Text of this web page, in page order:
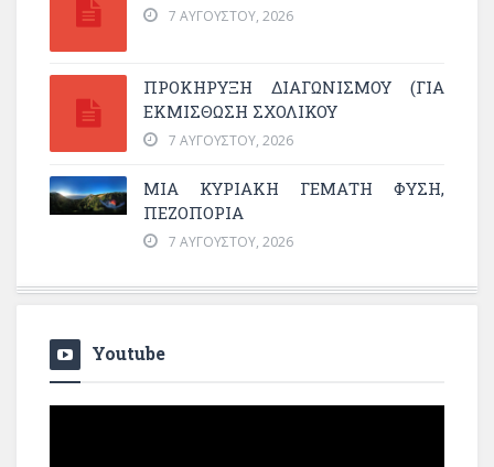
7 ΑΥΓΟΎΣΤΟΥ, 2026
ΠΡΟΚΗΡΥΞΗ ΔΙΑΓΩΝΙΣΜΟΥ (ΓΙΑ
ΕΚΜΊΣΘΩΣΗ ΣΧΟΛΙΚΟΎ
7 ΑΥΓΟΎΣΤΟΥ, 2026
ΜΙΑ ΚΥΡΙΑΚΉ ΓΕΜΆΤΗ ΦΎΣΗ,
ΠΕΖΟΠΟΡΊΑ
7 ΑΥΓΟΎΣΤΟΥ, 2026
Youtube